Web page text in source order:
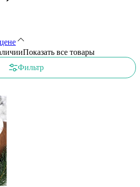
Показать все товары
Фильтр